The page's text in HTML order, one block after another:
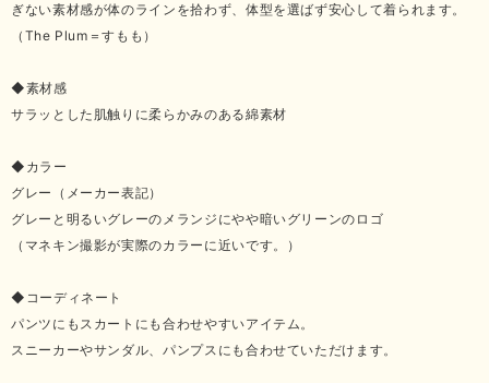
ぎない素材感が体のラインを拾わず、体型を選ばず安心して着られます。
（The Plum＝すもも）
◆素材感
サラッとした肌触りに柔らかみのある綿素材
◆カラー
グレー（メーカー表記）
グレーと明るいグレーのメランジにやや暗いグリーンのロゴ
（マネキン撮影が実際のカラーに近いです。）
◆コーディネート
パンツにもスカートにも合わせやすいアイテム。
スニーカーやサンダル、パンプスにも合わせていただけます。